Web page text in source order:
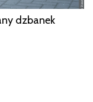
dzbanek